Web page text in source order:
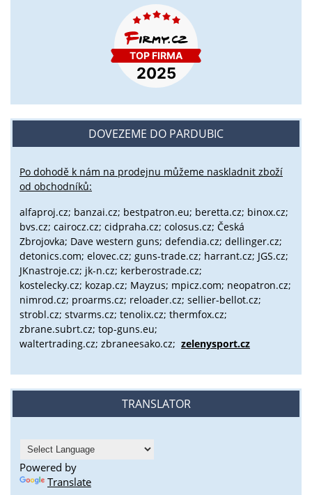
DOVEZEME DO PARDUBIC
Po dohodě k nám na prodejnu můžeme naskladnit zboží
od obchodníků:
alfaproj.cz; banzai.cz; bestpatron.eu; beretta.cz; binox.cz;
bvs.cz; cairocz.cz; cidpraha.cz; colosus.cz; Česká
Zbrojovka; Dave western guns; defendia.cz; dellinger.cz;
detonics.com; elovec.cz; guns-trade.cz; harrant.cz; JGS.cz;
JKnastroje.cz; jk-n.cz; kerberostrade.cz;
kostelecky.cz; kozap.cz; Mayzus; mpicz.com; neopatron.cz;
nimrod.cz; proarms.cz; reloader.cz; sellier-bellot.cz;
strobl.cz; stvarms.cz; tenolix.cz; thermfox.cz;
zbrane.subrt.cz; top-guns.eu;
waltertrading.cz; zbraneesako.cz; zelenysport.cz
TRANSLATOR
Powered by
Translate